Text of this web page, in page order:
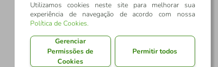
Utilizamos cookies neste site para melhorar sua
experiência de navegação de acordo com nossa
Política de Cookies.
Gerenciar
Permissões de
Cookies
Permitir todos